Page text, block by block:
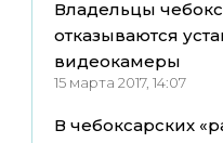
Владельцы
отказываются
видеокамеры
15 марта 2017, 14:07
В чебоксарских